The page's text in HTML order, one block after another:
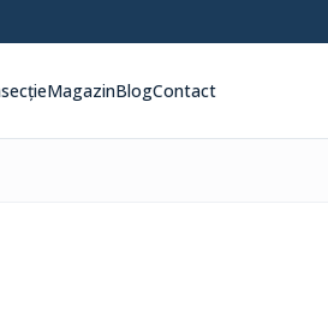
MagazinBlogContact